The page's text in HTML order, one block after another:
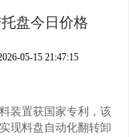
盘今日价格
05-15 21:47:15
装置获国家专利，该
现料盘自动化翻转卸